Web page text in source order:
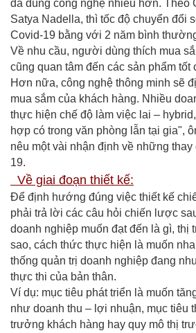
đã dùng công nghệ nhiều hơn. Theo
Satya Nadella, thì tốc độ chuyển đổi
Covid-19 bằng với 2 năm bình
Về nhu cầu, người dùng thích mua
cũng quan tâm đến các sản phẩm tốt
Hơn nữa, công nghệ thông minh sẽ
mua sắm của khách hàng. Nhiều
thực hiện chế độ làm việc lai –
hợp có trong văn phòng lẫn tại gia",
nêu một vài nhận định về những
19.
Về giai đoạn thiết kế:
Để định hướng đúng việc thiết kế
phải trả lời các câu hỏi chiến lược
doanh nghiệp muốn đạt đến là gì, thị
sao, cách thức thực hiện là muốn
thống quản trị doanh nghiệp đang
thực thi của bản thân.
Ví dụ: mục tiêu phát triển là muốn
như doanh thu – lợi nhuận, mục tiêu
trưởng khách hàng hay quy mô thị